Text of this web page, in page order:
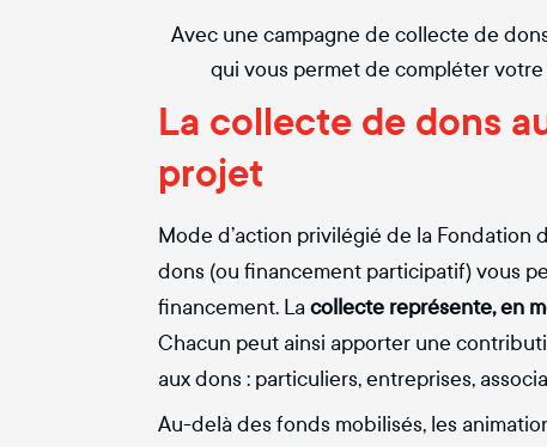
Avec une campagne de collecte de
qui vous permet de compléter
La collecte de dons
projet
Mode d’action privilégié de la
dons (ou financement participatif) vous
financement. La collecte représente, en
Chacun peut ainsi apporter une
aux dons : particuliers, entreprises,
Au-delà des fonds mobilisés, les